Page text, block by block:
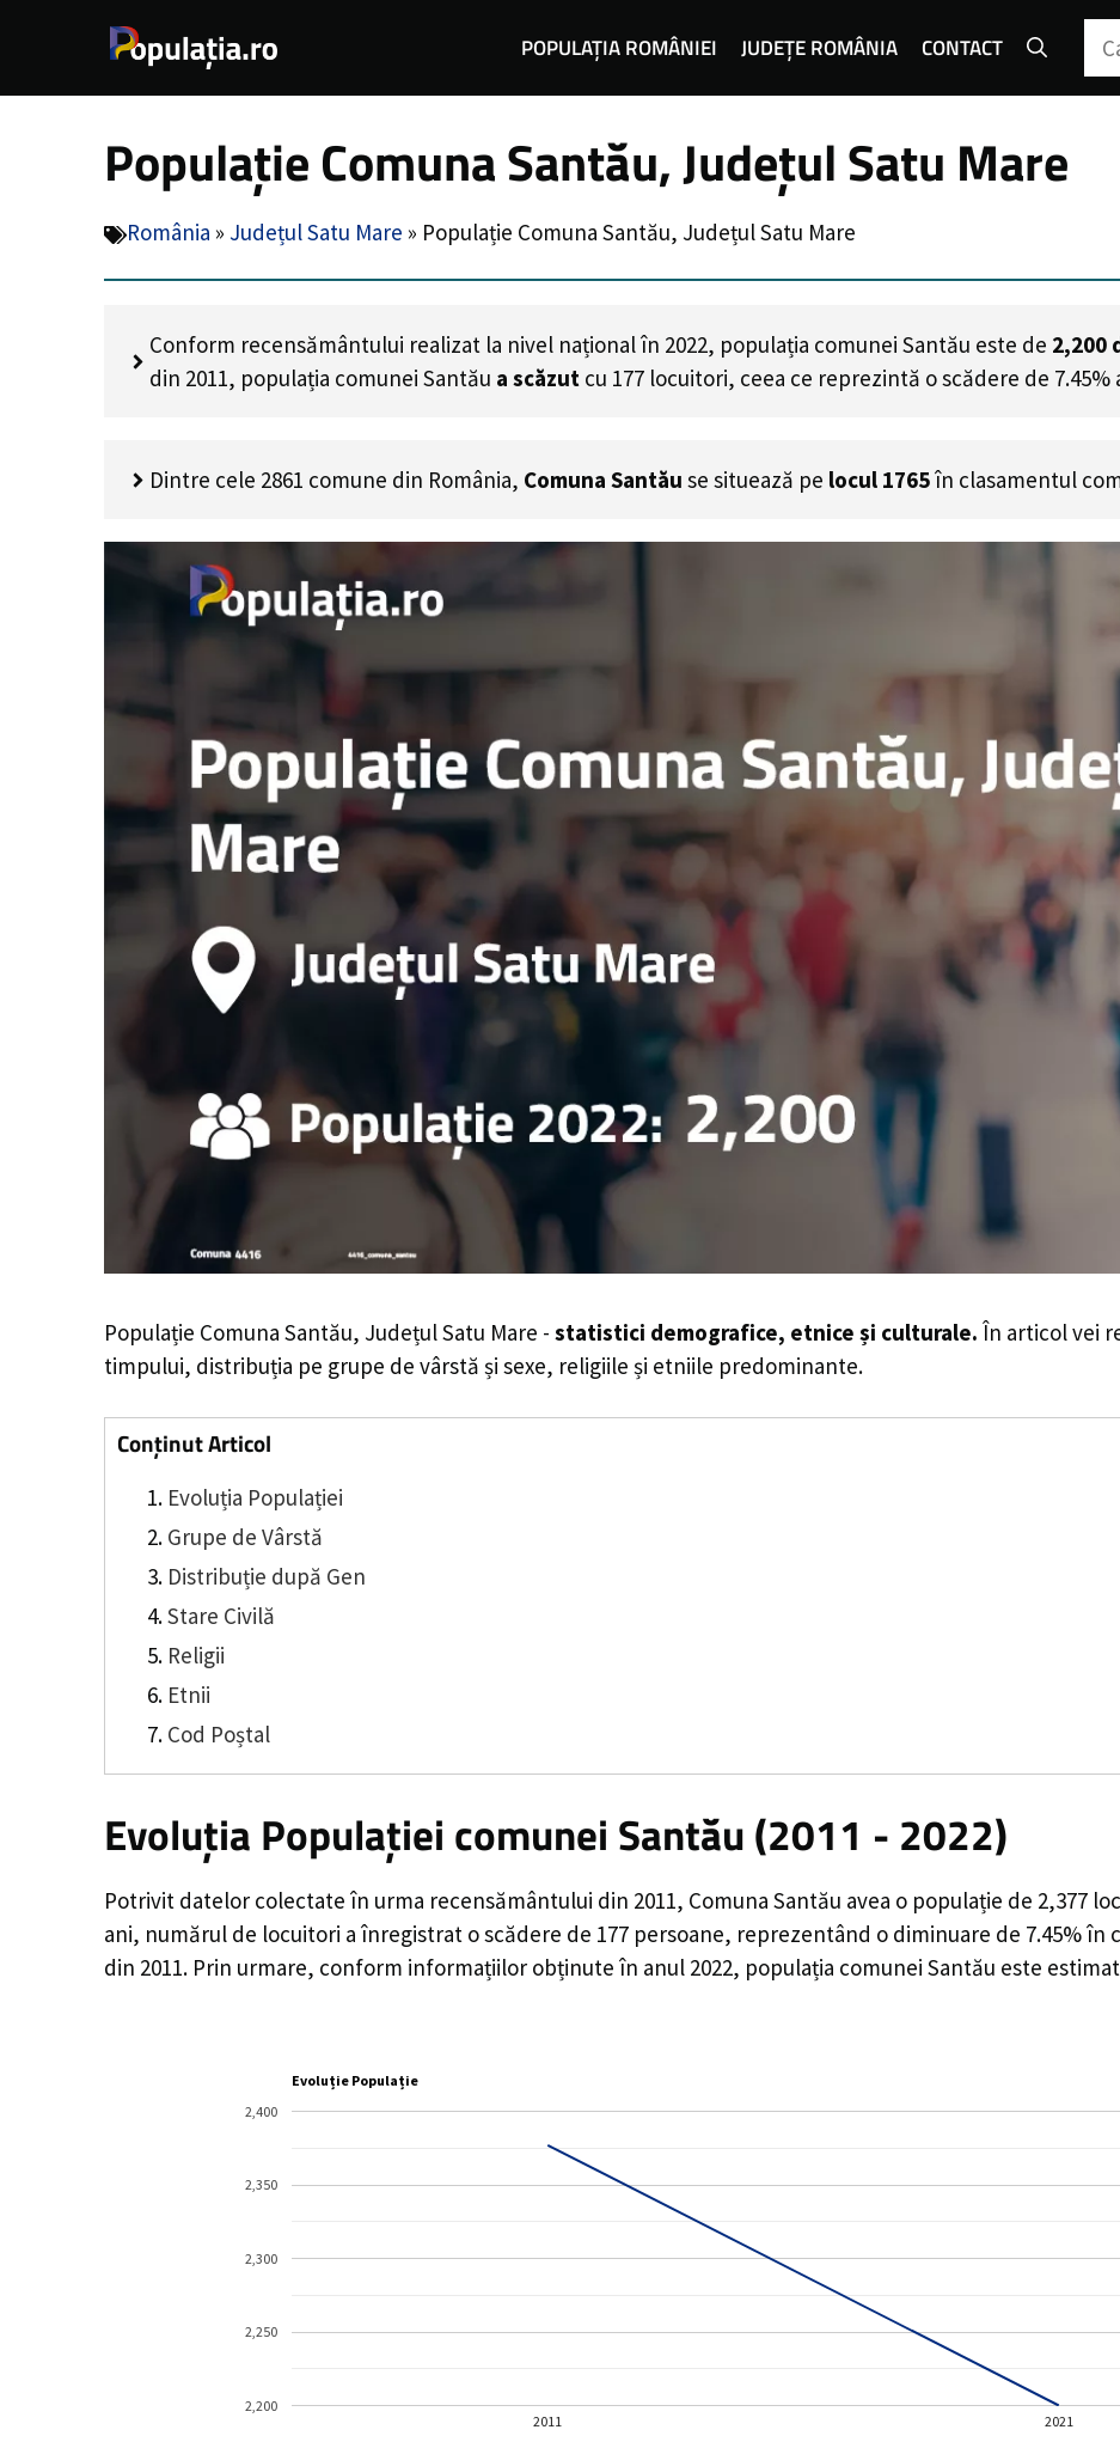
POPULAȚIA ROMÂNIEI JUDEȚE ROMÂNIA CONTACT
Populație Comuna Santău, Județul Satu Mare
România » Județul Satu Mare » Populație Comuna Santău, Județul Satu Mare
Conform recensământului realizat la nivel național în 2022, populația comunei Santău este de 2,200
din 2011, populația comunei Santău a scăzut cu 177 locuitori, ceea ce reprezintă o scădere de
Dintre cele 2861 comune din România, Comuna Santău se situează pe locul 1765în clasamentul
Populație Comuna Santău, Județul Satu Mare - statistici demografice, etnice și culturale. În articol vei
timpului, distribuția pe grupe de vârstă și sexe, religiile și etniile predominante.
Conținut Articol
Evoluția Populației
Grupe de Vârstă
Distribuție după Gen
Stare Civilă
Religii
Etnii
Cod Poștal
Evoluția Populației comunei Santău (2011 - 2022)
Potrivit datelor colectate în urma recensământului din 2011, Comuna Santău avea o populație de 2,377
ani, numărul de locuitori a înregistrat oscădere de 177 persoane, reprezentând o diminuare de 7.45%în
din 2011. Prin urmare, conform informațiilor obținute în anul 2022, populația comunei Santău este
Evoluție Populație
2011 2021
2,200
2,250
2,300
2,350
2,400